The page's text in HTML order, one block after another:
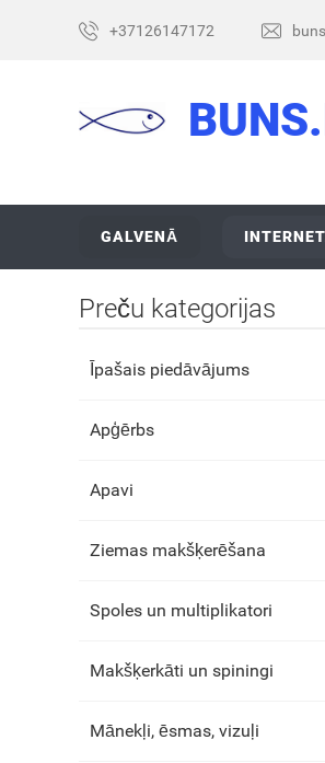
+37126147172
GALVENĀ
Preču kategorijas
Īpašais piedāvājums
Apģērbs
Apavi
Ziemas makšķerēšana
Spoles un multiplikatori
Makšķerkāti un spiningi
Mānekļi, ēsmas, vizuļi